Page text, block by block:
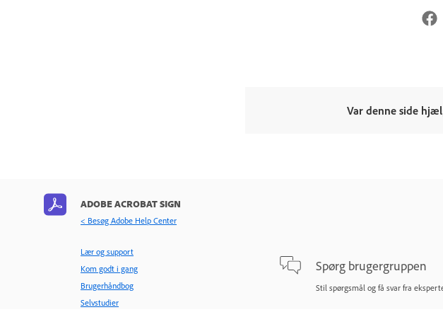
Var denne side
ADOBE ACROBAT SIGN
< Besøg Adobe Help Center
Lær og support
Kom godt i gang
Brugerhåndbog
Selvstudier
Spørg brugergruppen
Stil spørgsmål og få svar fra